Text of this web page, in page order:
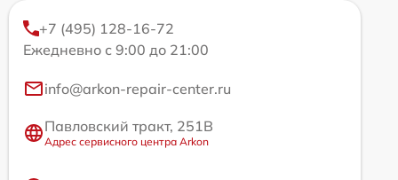
+7 (495) 128-16-72
Ежедневно с 9:00 до 21:00
info@arkon-repair-center.ru
Павловский тракт, 251В
Адрес сервисного центра Arkon